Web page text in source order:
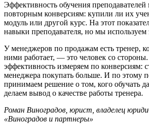
Эффективность обучения
повторным конверсиям: купили ли их
модуль или другой курс. На этот
навыки преподавателя, но мы используем
У менеджеров по продажам есть тренер,
ними работает, — это человек со стороны.
эффективность измеряем по конверсиям:
менеджера покупать больше. И по этому
принимаем решение о том, кого обучать
делаем вывод о качестве работы тренера.
Роман Виноградов, юрист, владелец
«Виноградов и партнеры»